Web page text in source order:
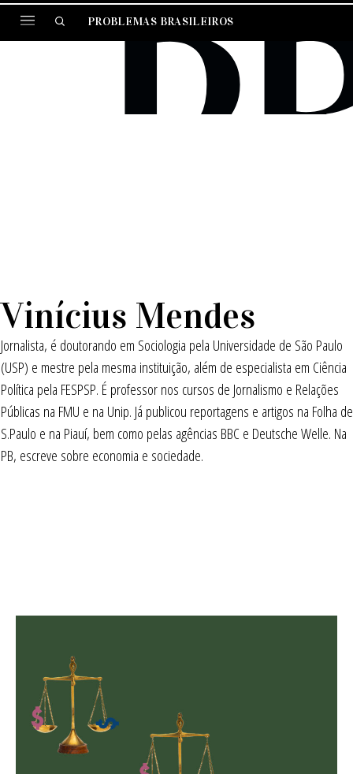
PROBLEMAS BRASILEIROS
Vinícius Mendes
Jornalista, é doutorando em Sociologia pela Universidade de São Paulo
(USP) e mestre pela mesma instituição, além de especialista em Ciência
Política pela FESPSP. É professor nos cursos de Jornalismo e Relações
Públicas na FMU e na Unip. Já publicou reportagens e artigos na Folha de
S.Paulo e na Piauí, bem como pelas agências BBC e Deutsche Welle. Na
PB, escreve sobre economia e sociedade.